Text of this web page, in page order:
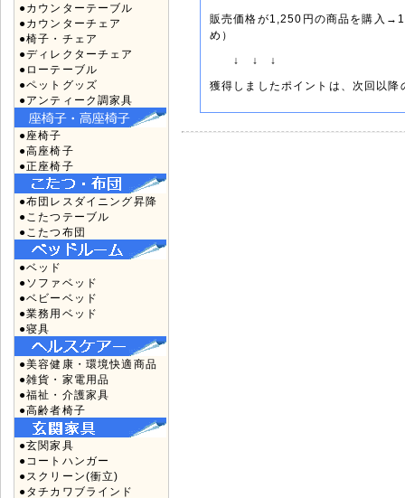
●カウンターテーブル
●カウンターチェア
●椅子・チェア
●ディレクターチェア
●ローテーブル
●ペットグッズ
●アンティーク調家具
●座椅子
●高座椅子
●正座椅子
●布団レスダイニング昇降
●こたつテーブル
●こたつ布団
●ベッド
●ソファベッド
●ベビーベッド
●業務用ベッド
●寝具
●美容健康・環境快適商品
●雑貨・家電用品
●福祉・介護家具
●高齢者椅子
●玄関家具
●コートハンガー
●スクリーン(衝立)
●タチカワブラインド
販売価格が1,250円の商品を購入
め）
↓ ↓ ↓
獲得しましたポイントは、次回以